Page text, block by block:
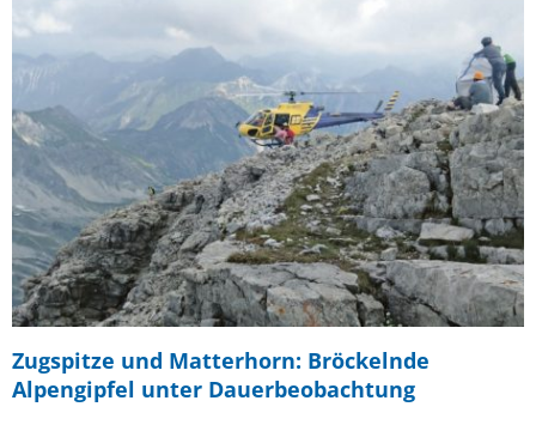
Zugspitze und Matterhorn: Bröckelnde
Alpengipfel unter Dauerbeobachtung